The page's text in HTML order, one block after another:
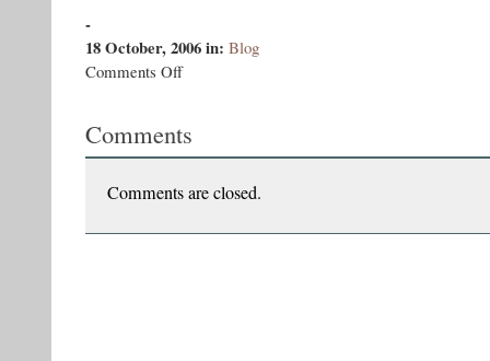
-
18 October, 2006in: Blog
Comments Offon
opium
Comments
Comments are closed.